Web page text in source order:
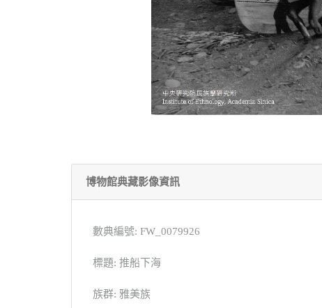
博物館典藏影像資訊
數典編號: FW_0079926
標題: 推船下海
族群: 雅美族